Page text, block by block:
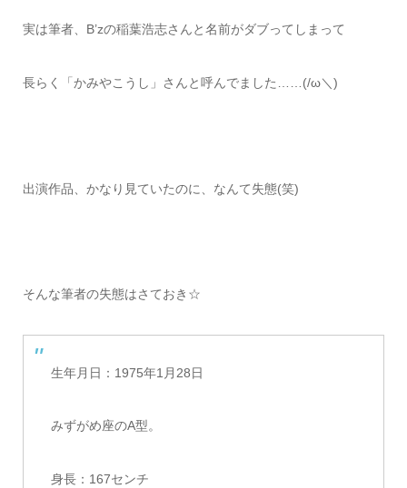
実は筆者、B’zの稲葉浩志さんと名前がダブってしまって
長らく「かみやこうし」さんと呼んでました……(/ω＼)
出演作品、かなり見ていたのに、なんて失態(笑)
そんな筆者の失態はさておき☆
生年月日：1975年1月28日
みずがめ座のA型。
身長：167センチ